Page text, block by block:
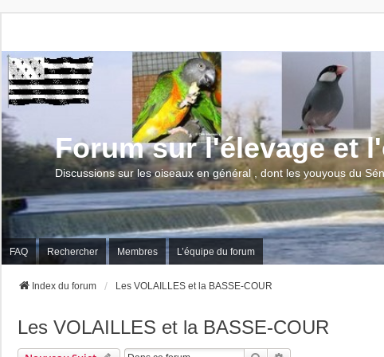
Forum sur l'élevage et
Discussions sur les oiseaux en général , dont les youyous du
FAQ Rechercher Membres L’équipe du forum
Index du forum Les VOLAILLES et la BASSE-COUR
Les VOLAILLES et la BASSE-COUR